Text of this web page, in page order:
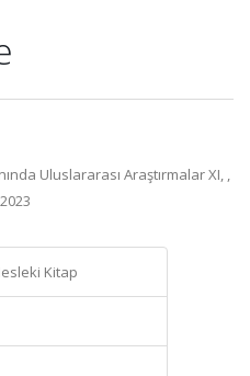
Uluslararası Araştırmalar XI, ,
Kitap